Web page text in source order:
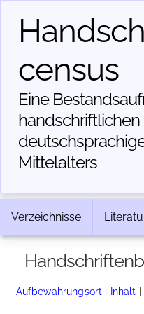
census
Eine
Mittelalters
Verzeichnisse
Aufbewahrungsort | Inhalt |